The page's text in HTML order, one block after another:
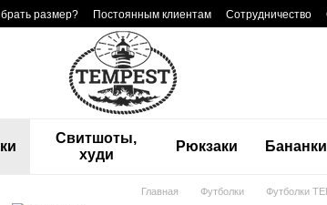
размер? Постоянным клиентам Сотрудничество
Свитшоты,
худи
Рюкзаки Бананки
Главная Футболки Футболки